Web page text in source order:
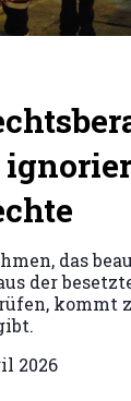
das
der
kommt
2026